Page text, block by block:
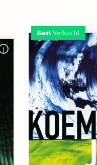
BestVerkocht